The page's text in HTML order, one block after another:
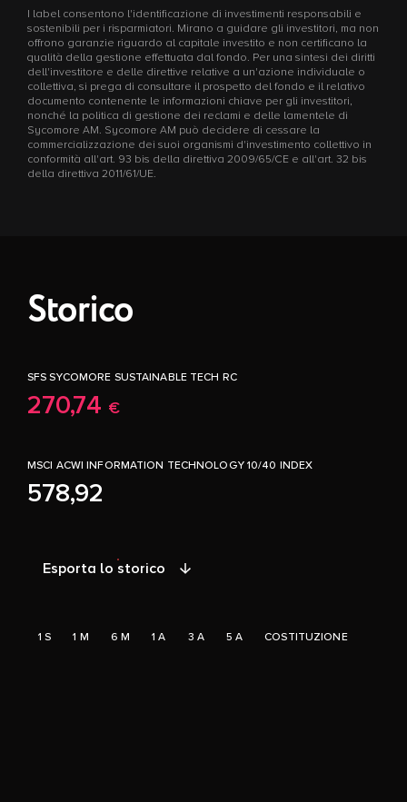
I label consentono l'identificazione di investimenti responsabili e
sostenibili per i risparmiatori. Mirano a guidare gli investitori, ma non
offrono garanzie riguardo al capitale investito e non certificano la
qualità della gestione effettuata dal fondo. Per una sintesi dei diritti
dell'investitore e delle direttive relative a un'azione individuale o
collettiva, si prega di consultare il prospetto del fondo e il relativo
documento contenente le informazioni chiave per gli investitori,
nonché la politica di gestione dei reclami e delle lamentele di
Sycomore AM. Sycomore AM può decidere di cessare la
commercializzazione dei suoi organismi d'investimento collettivo in
conformità all'art. 93 bis della direttiva 2009/65/CE e all'art. 32 bis
della direttiva 2011/61/UE.
Storico
SFS SYCOMORE SUSTAINABLE TECH RC
270,74 €
MSCI ACWI INFORMATION TECHNOLOGY 10/40 INDEX
578,92
Esporta lo storico
1 S 1 M 6 M 1 A 3 A 5 A COSTITUZIONE